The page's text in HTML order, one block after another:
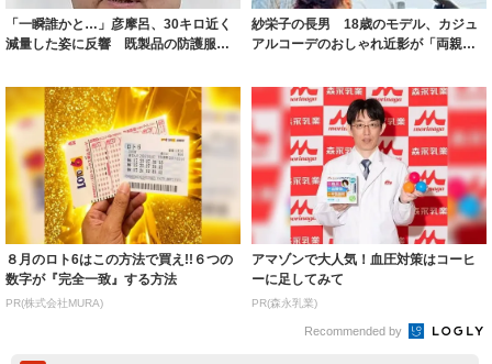
「一瞬誰かと…」彦摩呂、30キロ近く
減量した姿に反響 既製品の防護服が
紗栄子の長男 18歳のモデル、カジュ
アルコーデのおしゃれ近影が「両親の
８月のロト6はこの方法で買え!!６つの
数字が『完全一致』する方法
PR(株式会社MURA)
アマゾンで大人気！血圧対策はコーヒ
ーに足してみて
PR(森永乳業)
Recommended by